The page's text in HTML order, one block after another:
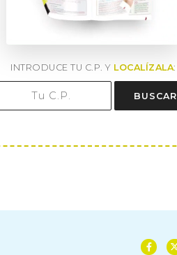
INTRODUCE TU C.P. Y LOCALÍZALA:
BUSCAR